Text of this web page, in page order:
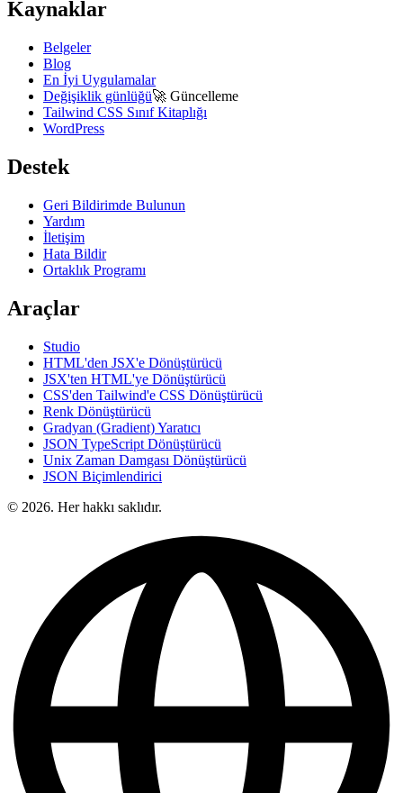
Kaynaklar
Belgeler
Blog
En İyi Uygulamalar
Değişiklik günlüğü🚀 Güncelleme
Tailwind CSS Sınıf Kitaplığı
WordPress
Destek
Geri Bildirimde Bulunun
Yardım
İletişim
Hata Bildir
Ortaklık Programı
Araçlar
Studio
HTML'den JSX'e Dönüştürücü
JSX'ten HTML'ye Dönüştürücü
CSS'den Tailwind'e CSS Dönüştürücü
Renk Dönüştürücü
Gradyan (Gradient) Yaratıcı
JSON TypeScript Dönüştürücü
Unix Zaman Damgası Dönüştürücü
JSON Biçimlendirici
© 2026. Her hakkı saklıdır.